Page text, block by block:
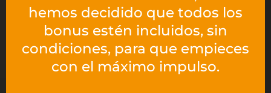
hemos decidido que todos los
bonus estén incluidos, sin
condiciones, para que empieces
con el máximo impulso.